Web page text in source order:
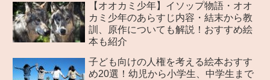
【オオカミ少年】イソップ物語・オオ
カミ少年のあらすじ内容・結末から教
訓、原作についても解説！おすすめ絵
本も紹介
子ども向けの人権を考える絵本おすす
め20選！幼児から小学生、中学生まで